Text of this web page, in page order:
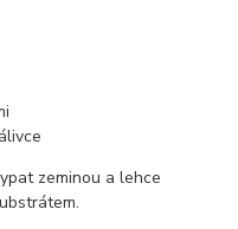
zeminou a lehce